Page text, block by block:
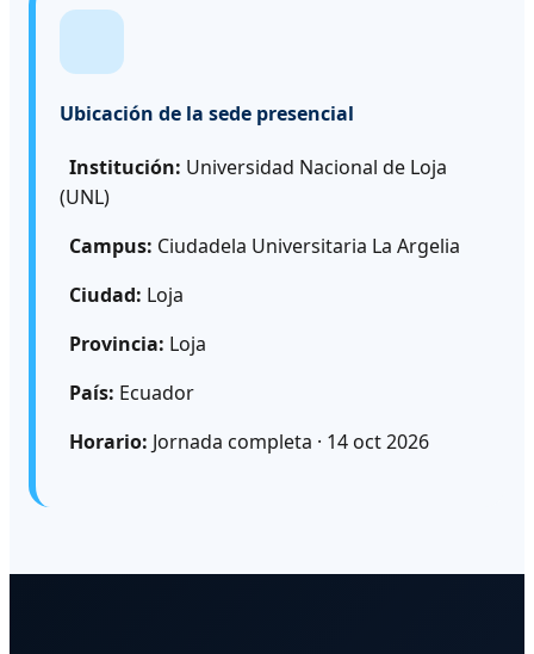
Ubicación de la sede presencial
Institución: Universidad Nacional de Loja
(UNL)
Campus: Ciudadela Universitaria La Argelia
Ciudad: Loja
Provincia: Loja
País: Ecuador
Horario: Jornada completa · 14 oct 2026